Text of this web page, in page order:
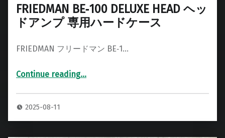
FRIEDMAN BE‑100 DELUXE HEAD ヘッ
ドアンプ 専用ハードケース
FRIEDMAN フリードマン BE‑1…
Continue reading“FRIEDMAN BE‑100 DELUXE HEAD ヘッドアンプ 専用ハードケース”
…
2025-08-11